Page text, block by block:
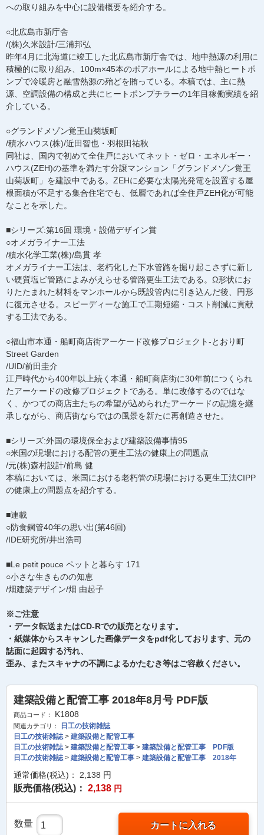
への取り組みを中心に設備概要を紹介する。
○北広島市新庁舎
/(株)久米設計/三浦邦弘
昨年4月に北海道に竣工した北広島市新庁舎では、地中熱源の利用に
積極的に取り組み、100m×45本のボアホールによる地中熱ヒートポ
ンプで冷暖房と融雪熱源の殆どを賄っている。本稿では、主に熱
源、空調設備の構成と共にヒートポンプチラーの1年目稼働実績を紹
介している。
○グランドメゾン覚王山菊坂町
/積水ハウス(株)/近田智也・羽根田祐秋
同社は、国内で初めて全住戸においてネット・ゼロ・エネルギー・
ハウス(ZEH)の基準を満たす分譲マンション「グランドメゾン覚王
山菊坂町」を建設中である。ZEHに必要な太陽光発電を設置する屋
根面積が不足する集合住宅でも、低層であれば全住戸ZEH化が可能
なことを示した。
■シリーズ:第16回 環境・設備デザイン賞
○オメガライナー工法
/積水化学工業(株)/島貫 孝
オメガライナー工法は、老朽化した下水管路を掘り起こさずに新し
い硬質塩ビ管路によみがえらせる管路更生工法である。Ω形状にお
りたたまれた材料をマンホールから既設管内に引き込んだ後、円形
に復元させる。スピーディーな施工で工期短縮・コスト削減に貢献
する工法である。
○福山市本通・船町商店街アーケード改修プロジェクト-とおり町
Street Garden
/UID/前田圭介
江戸時代から400年以上続く本通・船町商店街に30年前につくられ
たアーケードの改修プロジェクトである。単に改修するのではな
く、かつての商店主たちの希望が込められたアーケードの記憶を継
承しながら、商店街ならではの風景を新たに再創造させた。
■シリーズ:外国の環境保全および建築設備事情95
○米国の現場における配管の更生工法の健康上の問題点
/元(株)森村設計/前島 健
本稿においては、米国における老朽管の現場における更生工法CIPP
の健康上の問題点を紹介する。
■連載
○防食鋼管40年の思い出(第46回)
/IDE研究所/井出浩司
■Le petit pouce ペットと暮らす 171
○小さな生きものの知恵
/畑建築デザイン/畑 由起子
※ご注意
・データ転送またはCD-Rでの販売となります。
・紙媒体からスキャンした画像データをpdf化しております、元の
誌面に起因する汚れ、
歪み、またスキャナの不調によるかたむき等はご容赦ください。
建築設備と配管工事 2018年8月号 PDF版
商品コード： K1808
関連カテゴリ：
日工の技術雑誌
日工の技術雑誌> 建築設備と配管工事
日工の技術雑誌> 建築設備と配管工事 > 建築設備と配管工事 PDF版
日工の技術雑誌> 建築設備と配管工事 > 建築設備と配管工事 2018年
通常価格(税込)： 2,138 円
販売価格(税込)： 2,138 円
数量 カートに入れる